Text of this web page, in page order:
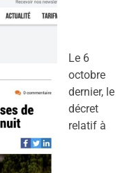
Le 6
octobre
dernier, le
décret
relatif à